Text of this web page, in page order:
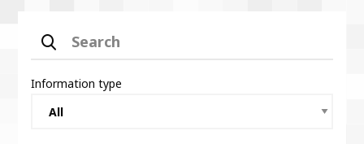
Search
Information type